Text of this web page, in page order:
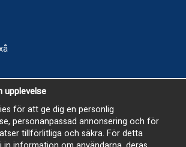
- 15
- 15
Fredag stängt
upplevelse
för att ge dig en personlig
personanpassad annonsering och för
tillförlitliga och säkra. För detta